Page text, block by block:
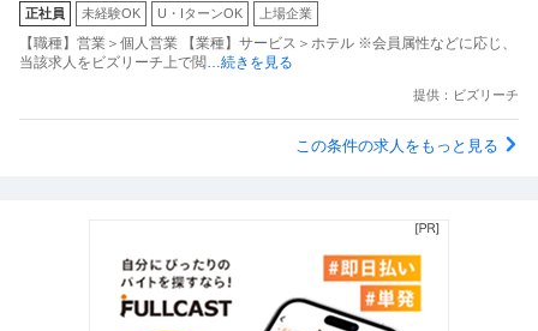
正社員 未経験OK U・IターンOK 上場企業
【職種】営業＞個人営業 【業種】サービス＞ホテル ※会員属性などに応じ、
当該求人をビズリーチ上で閲…続きを見る
提供：ビズリーチ
この条件の求人をもっと見る